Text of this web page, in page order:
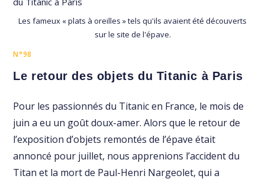
Les fameux « plats à oreilles » tels qu'ils avaient été découverts
sur le site de l'épave.
N°98
Le retour des objets du Titanic à Paris
Pour les passionnés du Titanic en France, le mois de
juin a eu un goût doux-amer. Alors que le retour de
l’exposition d’objets remontés de l’épave était
annoncé pour juillet, nous apprenions l’accident du
Titan et la mort de Paul-Henri Nargeolet, qui a